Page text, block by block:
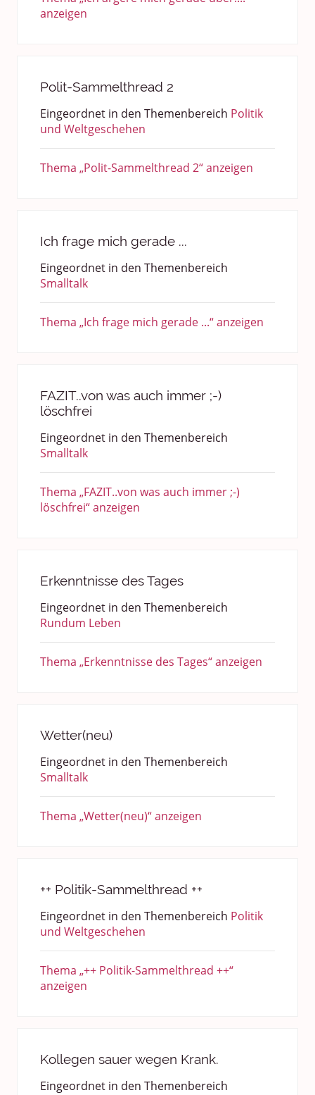
anzeigen
Polit-Sammelthread 2
Eingeordnet in den Themenbereich Politik
und Weltgeschehen
Thema „Polit-Sammelthread 2“ anzeigen
Ich frage mich gerade ...
Eingeordnet in den Themenbereich
Smalltalk
Thema „Ich frage mich gerade ...“ anzeigen
FAZIT..von was auch immer ;-)
löschfrei
Eingeordnet in den Themenbereich
Smalltalk
Thema „FAZIT..von was auch immer ;-)
löschfrei“ anzeigen
Erkenntnisse des Tages
Eingeordnet in den Themenbereich
Rundum Leben
Thema „Erkenntnisse des Tages“ anzeigen
Wetter(neu)
Eingeordnet in den Themenbereich
Smalltalk
Thema „Wetter(neu)“ anzeigen
++ Politik-Sammelthread ++
Eingeordnet in den Themenbereich Politik
und Weltgeschehen
Thema „++ Politik-Sammelthread ++“
anzeigen
Kollegen sauer wegen Krank.
Eingeordnet in den Themenbereich